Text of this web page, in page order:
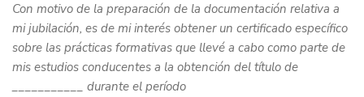
Con motivo de la preparación de la documentación relativa a
mi jubilación, es de mi interés obtener un certificado específico
sobre las prácticas formativas que llevé a cabo como parte de
mis estudios conducentes a la obtención del título de
___________ durante el período